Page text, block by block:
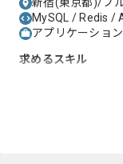
MySQL / Redis /
アプリケーショ
求めるスキル